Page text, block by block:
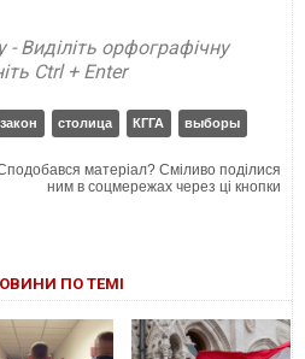
Виділіть орфографічну
Ctrl + Enter
закон столица КГГА выборы
матеріал? Сміливо поділися
ним в соцмережах через ці кнопки
ПО ТЕМІ